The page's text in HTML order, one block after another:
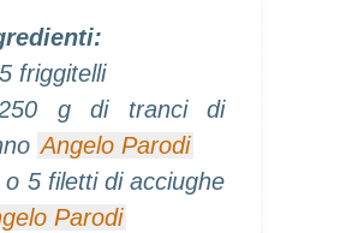
friggitelli
g di tranci di
Angelo Parodi
o 5 filetti di acciughe
Parodi